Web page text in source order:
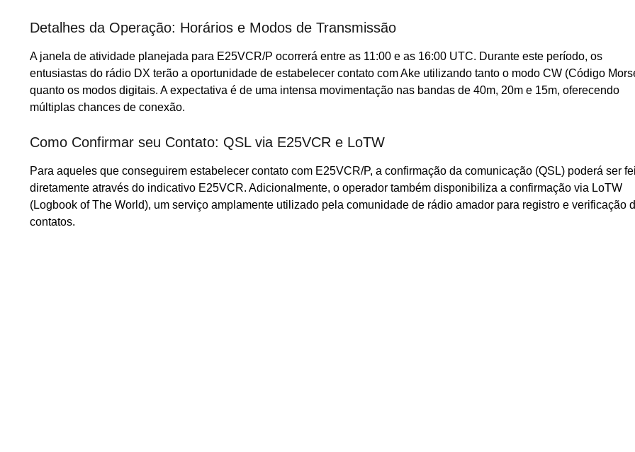
Detalhes da Operação: Horários e Modos de Transmissão
A janela de atividade planejada para E25VCR/P ocorrerá entre as 11:00 e as 16:00 UTC. Durante este período, os
entusiastas do rádio DX terão a oportunidade de estabelecer contato com Ake utilizando tanto o modo CW (Código
quanto os modos digitais. A expectativa é de uma intensa movimentação nas bandas de 40m, 20m e 15m, oferecendo
múltiplas chances de conexão.
Como Confirmar seu Contato: QSL via E25VCR e LoTW
Para aqueles que conseguirem estabelecer contato com E25VCR/P, a confirmação da comunicação (QSL) poderá ser
diretamente através do indicativo E25VCR. Adicionalmente, o operador também disponibiliza a confirmação via LoTW
(Logbook of The World), um serviço amplamente utilizado pela comunidade de rádio amador para registro e verificação
contatos.